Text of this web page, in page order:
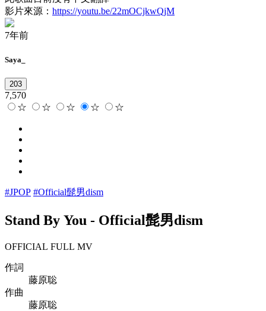
影片來源： https://youtu.be/22mOCjkwQjM
7年前
Saya_
203
7,570
☆
☆ ☆ ☆ ☆
#JPOP #Official髭男dism
Stand By You - Official髭男dism
OFFICIAL FULL MV
作詞
藤原聡
作曲
藤原聡